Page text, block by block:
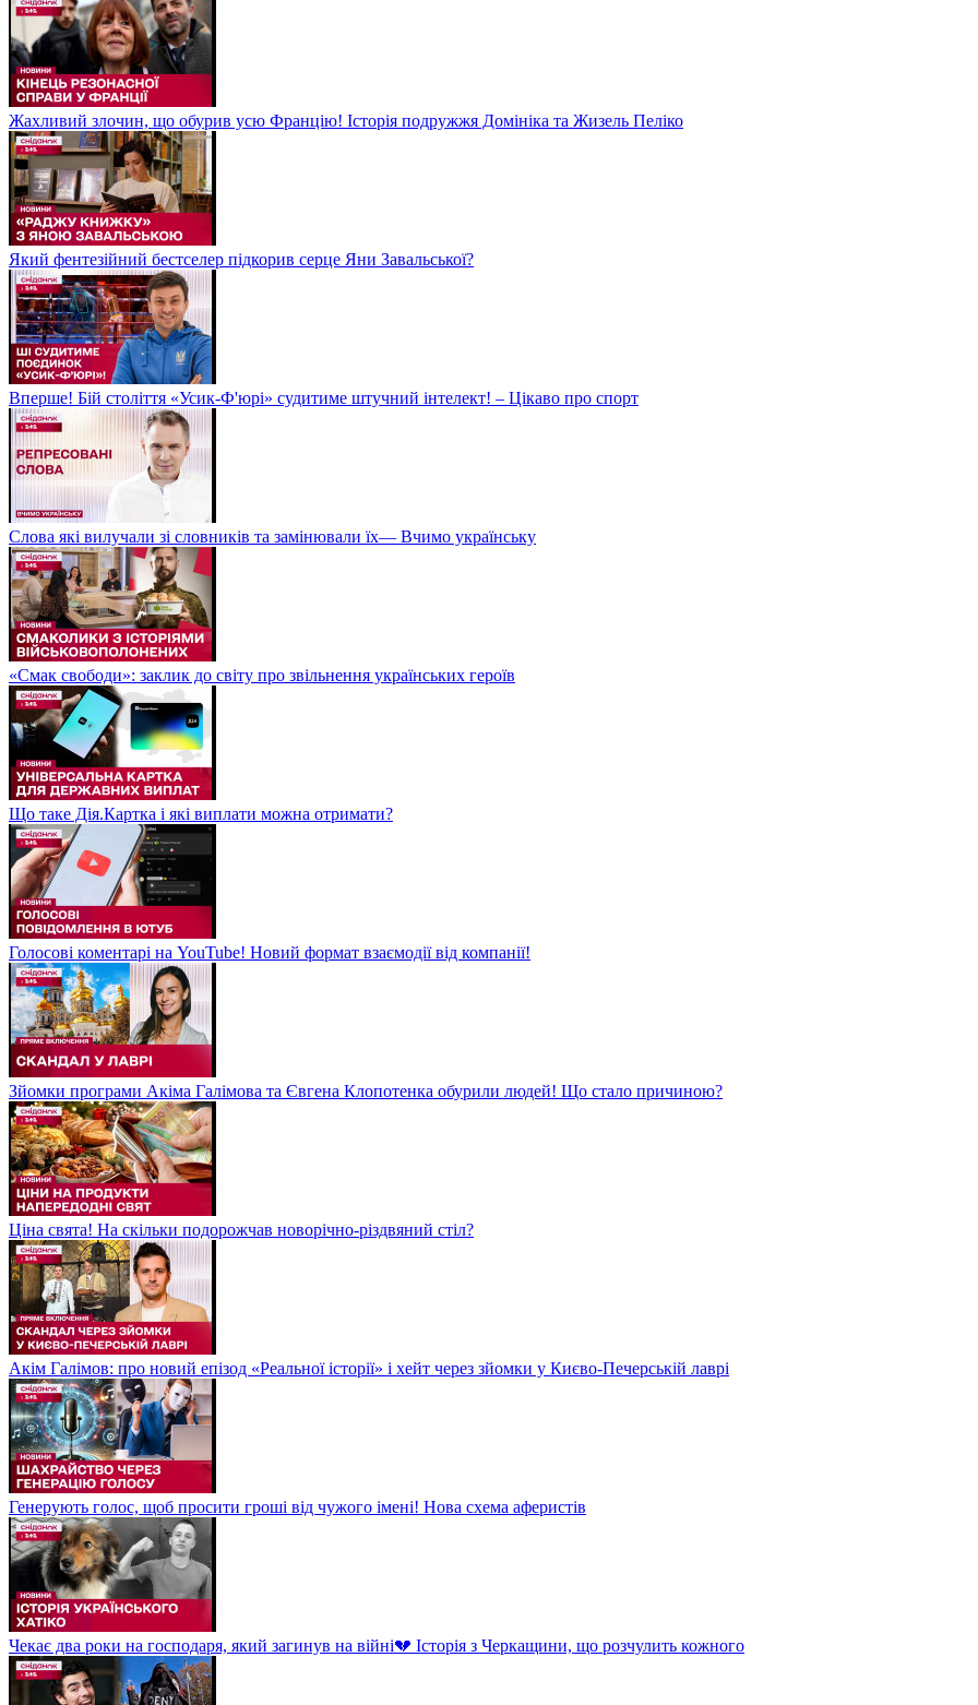
Жахливий злочин, що обурив усю Францію! Історія подружжя Домініка та Жизель Пеліко
Який фентезійний бестселер підкорив серце Яни Завальської?
Вперше! Бій століття «Усик-Ф'юрі» судитиме штучний інтелект! – Цікаво про спорт
Слова які вилучали зі словників та замінювали їх— Вчимо українську
«Смак свободи»: заклик до світу про звільнення українських героїв
Що таке Дія.Картка і які виплати можна отримати?
Голосові коментарі на YouTube! Новий формат взаємодії від компанії!
Зйомки програми Акіма Галімова та Євгена Клопотенка обурили людей! Що стало причиною?
Ціна свята! На скільки подорожчав новорічно-різдвяний стіл?
Акім Галімов: про новий епізод «Реальної історії» і хейт через зйомки у Києво-Печерській лаврі
Генерують голос, щоб просити гроші від чужого імені! Нова схема аферистів
Чекає два роки на господаря, який загинув на війні💔 Історія з Черкащини, що розчулить кожного